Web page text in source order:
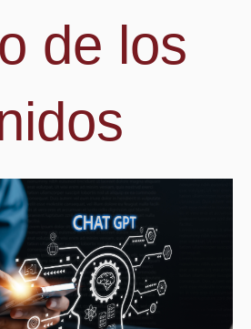
de los